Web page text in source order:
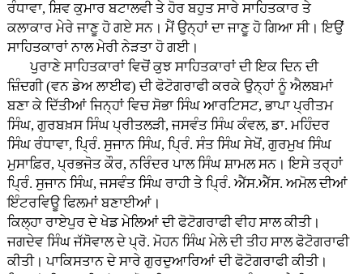
ਰੰਧਾਵਾ, ਸ਼ਿਵ ਕੁਮਾਰ ਬਟਾਲਵੀ ਤੇ ਹੋਰ ਬਹੁਤ ਸਾਰੇ ਸਾਹਿਤਕਾਰ ਤੇ
ਕਲਾਕਾਰ ਮੇਰੇ ਜਾਣੂ ਹੋ ਗਏ ਸਨ। ਮੈਂ ਉਨ੍ਹਾਂ ਦਾ ਜਾਣੂ ਹੋ ਗਿਆ ਸੀ। ਇਉਂ
ਸਾਹਿਤਕਾਰਾਂ ਨਾਲ ਮੇਰੀ ਨੇੜਤਾ ਹੋ ਗਈ।
ਪੁਰਾਣੇ ਸਾਹਿਤਕਾਰਾਂ ਵਿਚੋਂ ਕੁਝ ਸਾਹਿਤਕਾਰਾਂ ਦੀ ਇਕ ਦਿਨ ਦੀ
ਜ਼ਿੰਦਗੀ (ਵਨ ਡੇਅ ਲਾਈਫ) ਦੀ ਫੋਟੋਗਰਾਫੀ ਕਰਕੇ ਉਨ੍ਹਾਂ ਨੂੰ ਐਲਬਮਾਂ
ਬਣਾ ਕੇ ਦਿੱਤੀਆਂ ਜਿਨ੍ਹਾਂ ਵਿਚ ਸੋਭਾ ਸਿੰਘ ਆਰਟਿਸਟ, ਭਾਪਾ ਪ੍ਰੀਤਮ
ਸਿੰਘ, ਗੁਰਬਖ਼ਸ ਸਿੰਘ ਪ੍ਰੀਤਲੜੀ, ਜਸਵੰਤ ਸਿੰਘ ਕੰਵਲ, ਡਾ. ਮਹਿੰਦਰ
ਸਿੰਘ ਰੰਧਾਵਾ, ਪ੍ਰਿੰ. ਸੁਜਾਨ ਸਿੰਘ, ਪ੍ਰਿੰ. ਸੰਤ ਸਿੰਘ ਸੇਖੋਂ, ਗੁਰਮੁਖ ਸਿੰਘ
ਮੁਸਾਫ਼ਿਰ, ਪ੍ਰਭਜੋਤ ਕੌਰ, ਨਰਿੰਦਰ ਪਾਲ ਸਿੰਘ ਸ਼ਾਮਲ ਸਨ। ਇਸੇ ਤਰ੍ਹਾਂ
ਪ੍ਰਿੰ. ਸੁਜਾਨ ਸਿੰਘ, ਜਸਵੰਤ ਸਿੰਘ ਰਾਹੀ ਤੇ ਪ੍ਰਿੰ. ਐੱਸ.ਐੱਸ. ਅਮੋਲ ਦੀਆਂ
ਇੰਟਰਵਿਊ ਫਿਲਮਾਂ ਬਣਾਈਆਂ।
ਕਿਲ੍ਹਾ ਰਾਏਪੁਰ ਦੇ ਖੇਡ ਮੇਲਿਆਂ ਦੀ ਫੋਟੋਗਰਾਫੀ ਵੀਹ ਸਾਲ ਕੀਤੀ।
ਜਗਦੇਵ ਸਿੰਘ ਜੱਸੋਵਾਲ ਦੇ ਪ੍ਰੋ. ਮੋਹਨ ਸਿੰਘ ਮੇਲੇ ਦੀ ਤੀਹ ਸਾਲ ਫੋਟੋਗਰਾਫੀ
ਕੀਤੀ। ਪਾਕਿਸਤਾਨ ਦੇ ਸਾਰੇ ਗੁਰਦੁਆਰਿਆਂ ਦੀ ਫੋਟੋਗਰਾਫੀ ਕੀਤੀ।